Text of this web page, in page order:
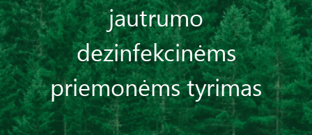
jautrumo
dezinfekcinėms
priemonėms tyrimas